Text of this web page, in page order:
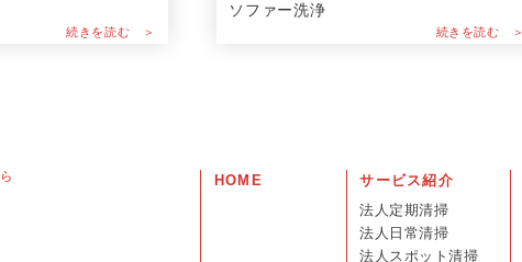
続きを読む ＞
ソファー洗浄
続きを読む ＞
HOME
サービス紹介
法人定期清掃
法人日常清掃
法人スポット清掃